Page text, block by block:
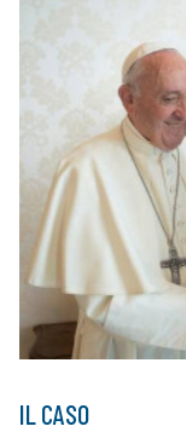
IL CASO